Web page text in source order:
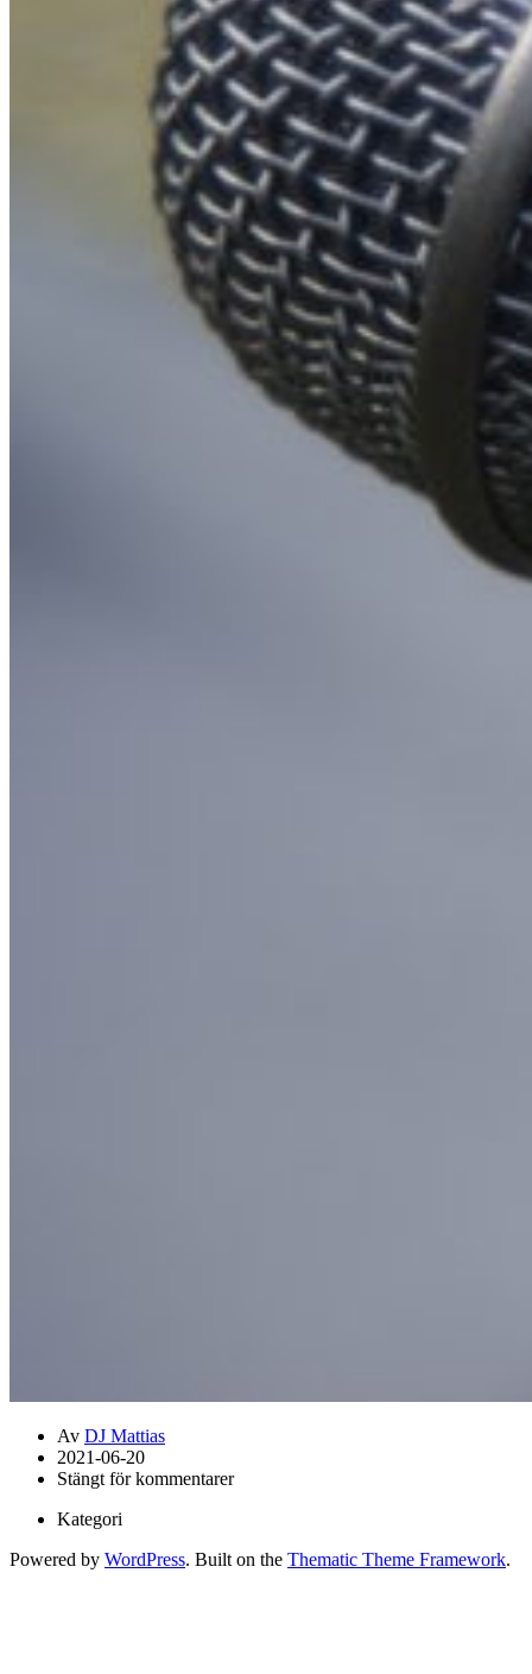
Av DJ Mattias
2021-06-20
Stängt för kommentarer
Kategori
Powered by WordPress. Built on the Thematic Theme Framework.